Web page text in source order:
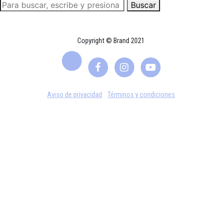
Buscar
Copyright © Brand 2021
Aviso de privacidad Términos y condiciones